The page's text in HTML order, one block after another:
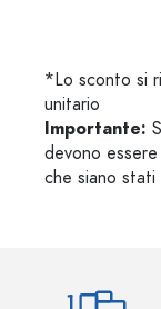
*Lo sconto si
unitario
Importante:
devono
che siano stati